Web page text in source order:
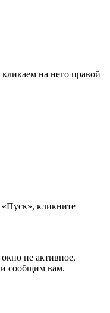
на него правой
кликните
не активное,
сообщим вам.